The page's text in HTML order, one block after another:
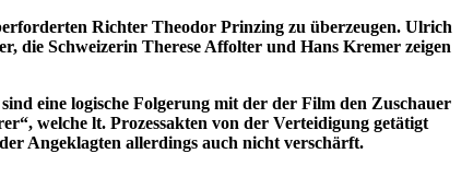
Richter Theodor Prinzing zu überzeugen. Ulrich
die Schweizerin Therese Affolter und Hans Kremer zeigen
eine logische Folgerung mit der der Film den Zuschauer
welche lt. Prozessakten von der Verteidigung getätigt
Angeklagten allerdings auch nicht verschärft.